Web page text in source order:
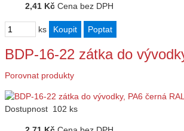
2,41 Kč Cena bez DPH
ks
BDP-16-22 zátka do
Porovnat produkty
Dostupnost 102 ks